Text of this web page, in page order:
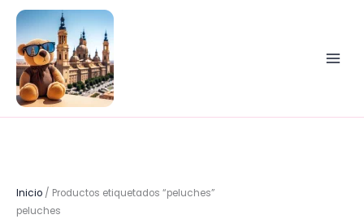
contenido
Inicio / Productos etiquetados “peluches”
peluches